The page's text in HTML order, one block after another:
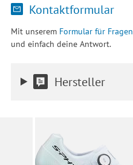
Kontaktformular
Mit unserem Formular für
und einfach deine Antwort.
Hersteller